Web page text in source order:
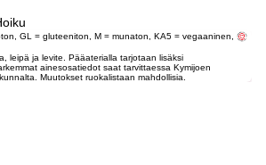
GL = gluteeniton, M = munaton, KA5 = vegaaninen,
leipä ja levite. Pääaterialla tarjotaan lisäksi
ainesosatiedot saat tarvittaessa Kymijoen
Muutokset ruokalistaan mahdollisia.